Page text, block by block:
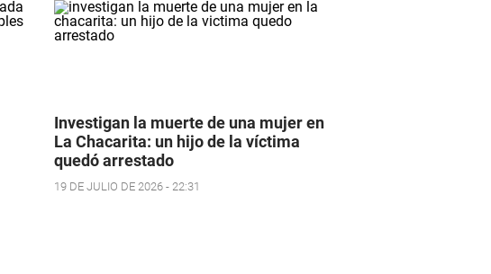
Investigan la muerte de una mujer en
La Chacarita: un hijo de la víctima
quedó arrestado
19 DE JULIO DE 2026 - 22:31